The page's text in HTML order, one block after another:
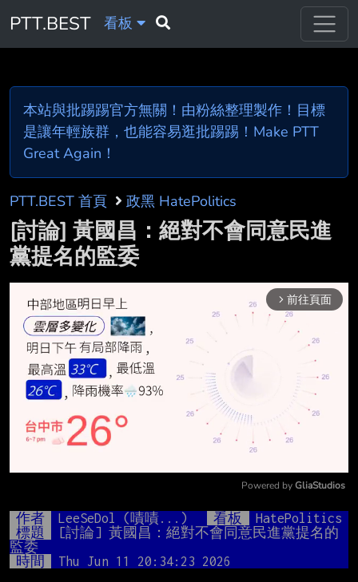
PTT.BEST 看板
本站與批踢踢官方無關！由粉絲整理製作！目標
是讓年輕族群，也能容易逛批踢踢！Make PTT
Great Again！
PTT.BEST 首頁 政黑 HatePolitics
[討論] 黃國昌：絕對不會同意民進
黨提名的監委
arrow_forward_ios 前往頁面
Mute
Powered by GliaStudios
作者 LeeSeDol (嘖嘖...) 看板
HatePolitics
標題
[討論] 黃國昌：絕對不會同意民進黨提名的
監委
時間
Thu Jun 11 20:34:23 2026